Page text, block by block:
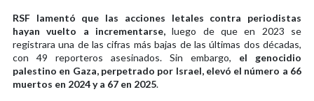
RSF lamentó que las acciones letales contra periodistas
hayan vuelto a incrementarse,luego de que en 2023 se
registrara una de las cifras más bajas de las últimas dos décadas,
con 49 reporteros asesinados. Sin embargo, el genocidio
palestino en Gaza, perpetrado por Israel, elevó el número a 66
muertos en 2024 y a 67 en 2025.